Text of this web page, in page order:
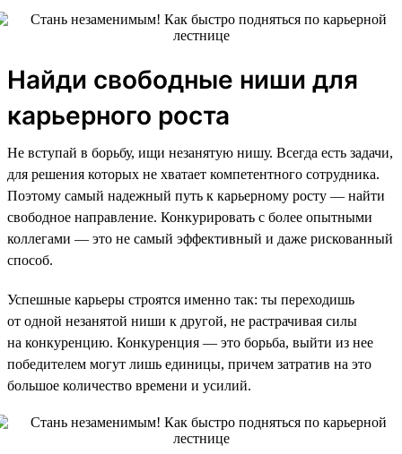
Найди свободные ниши для
карьерного роста
Не вступай в борьбу, ищи незанятую нишу. Всегда есть задачи,
для решения которых не хватает компетентного сотрудника.
Поэтому самый надежный путь к карьерному росту — найти
свободное направление. Конкурировать с более опытными
коллегами — это не самый эффективный и даже рискованный
способ.
Успешные карьеры строятся именно так: ты переходишь
от одной незанятой ниши к другой, не растрачивая силы
на конкуренцию. Конкуренция — это борьба, выйти из нее
победителем могут лишь единицы, причем затратив на это
большое количество времени и усилий.